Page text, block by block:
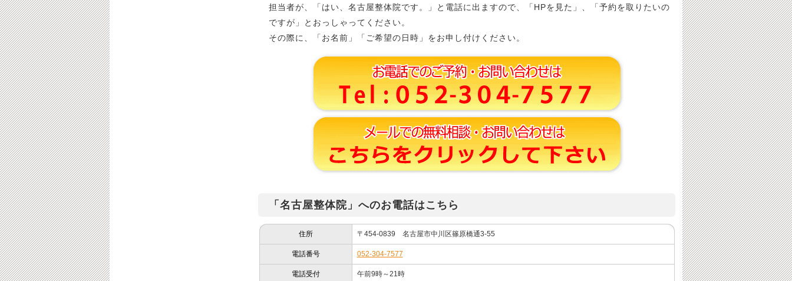
担当者が、「はい、名古屋整体院です。」と電話に出ますので、「HPを見た」、「予約を取りたいの
ですが」とおっしゃってください。
その際に、「お名前」「ご希望の日時」をお申し付けください。
「名古屋整体院」へのお電話はこちら
住所 〒454-0839 名古屋市中川区篠原橋通3-55
電話番号 052-304-7577
電話受付 午前9時～21時